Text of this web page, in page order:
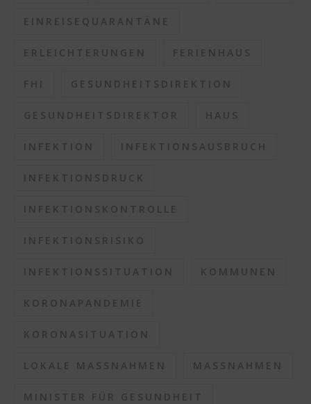
EINREISEQUARANTÄNE
ERLEICHTERUNGEN FERIENHAUS
FHI GESUNDHEITSDIREKTION
GESUNDHEITSDIREKTOR HAUS
INFEKTION INFEKTIONSAUSBRUCH
INFEKTIONSDRUCK
INFEKTIONSKONTROLLE
INFEKTIONSRISIKO
INFEKTIONSSITUATION KOMMUNEN
KORONAPANDEMIE
KORONASITUATION
LOKALE MASSNAHMEN MASSNAHMEN
MINISTER FÜR GESUNDHEIT